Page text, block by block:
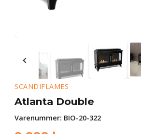
SCANDIFLAMES
Atlanta Double
Varenummer: BIO-20-322